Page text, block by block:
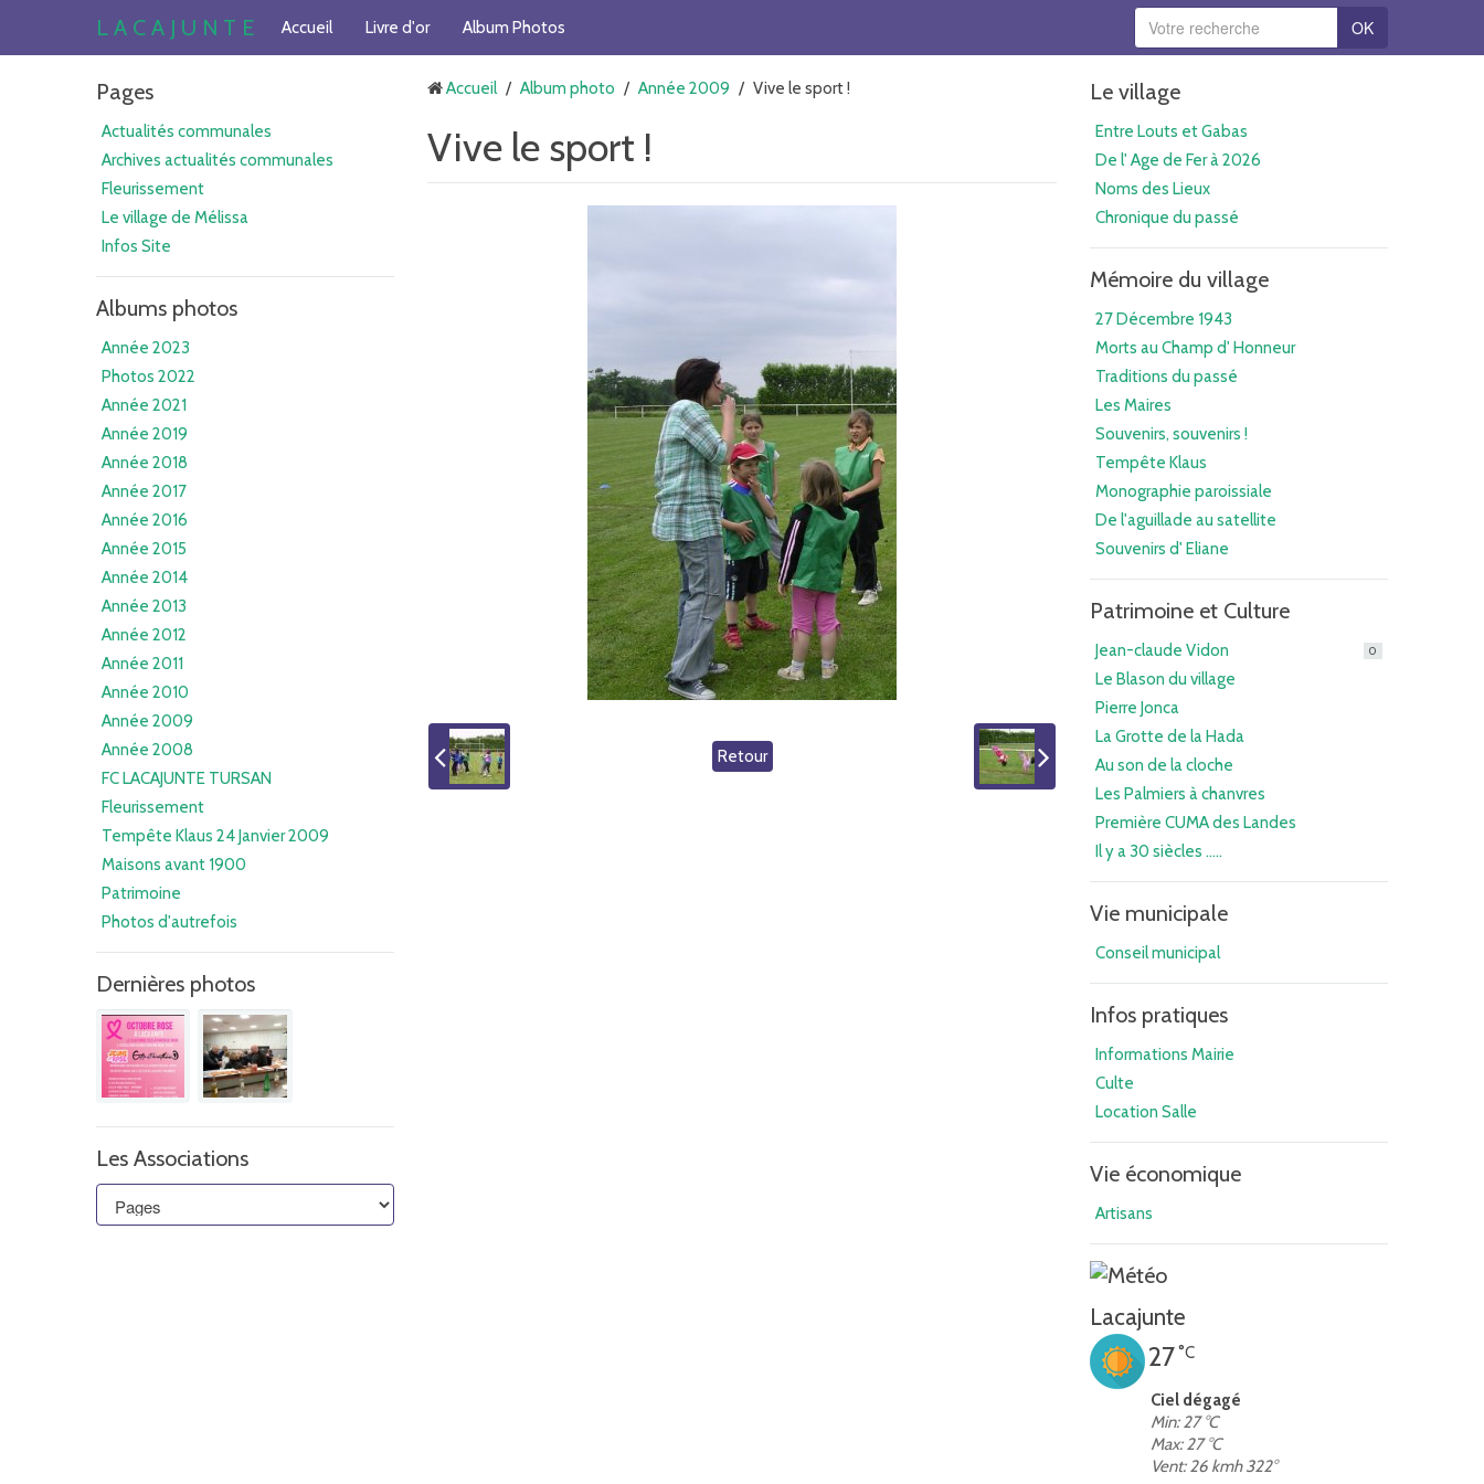
L A C A J U N T E Accueil Livre d'or Album Photos OK
Pages
Actualités communales
Archives actualités communales
Fleurissement
Le village de Mélissa
Infos Site
Albums photos
Année 2023
Photos 2022
Année 2021
Année 2019
Année 2018
Année 2017
Année 2016
Année 2015
Année 2014
Année 2013
Année 2012
Année 2011
Année 2010
Année 2009
Année 2008
FC LACAJUNTE TURSAN
Fleurissement
Tempête Klaus 24 Janvier 2009
Maisons avant 1900
Patrimoine
Photos d'autrefois
Dernières photos
Les Associations
Accueil / Album photo / Année 2009 / Vive le sport !
Vive le sport !
Retour
Le village
Entre Louts et Gabas
De l' Age de Fer à 2026
Noms des Lieux
Chronique du passé
Mémoire du village
27 Décembre 1943
Morts au Champ d' Honneur
Traditions du passé
Les Maires
Souvenirs, souvenirs !
Tempête Klaus
Monographie paroissiale
De l'aguillade au satellite
Souvenirs d' Eliane
Patrimoine et Culture
Jean-claude Vidon 0
Le Blason du village
Pierre Jonca
La Grotte de la Hada
Au son de la cloche
Les Palmiers à chanvres
Première CUMA des Landes
Il y a 30 siècles .....
Vie municipale
Conseil municipal
Infos pratiques
Informations Mairie
Culte
Location Salle
Vie économique
Artisans
Lacajunte
27°C
Ciel dégagé
Min: 27 °C
Max: 27 °C
Vent: 26 kmh 322°